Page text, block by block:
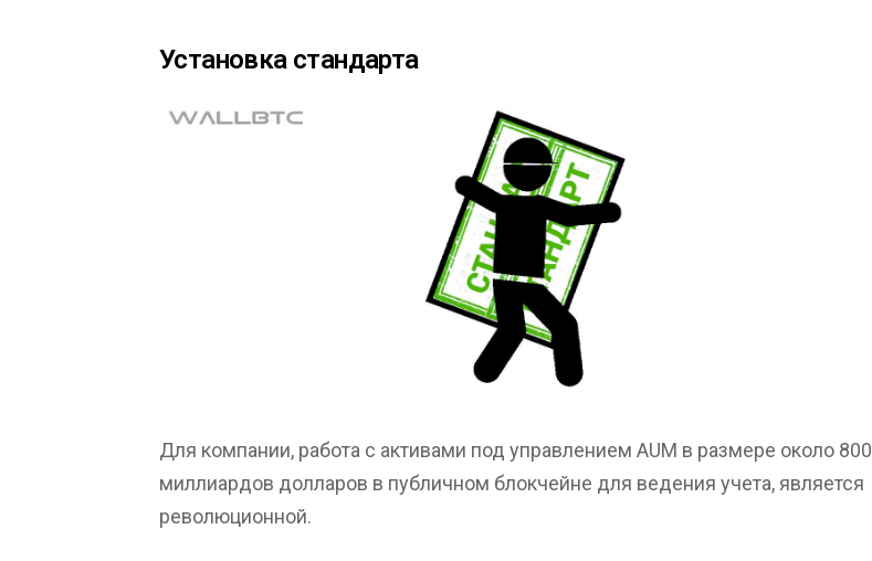
Установка стандарта
Для компании, работа с активами под управлением AUM в размере около 800
миллиардов долларов в публичном блокчейне для ведения учета, является
революционной.